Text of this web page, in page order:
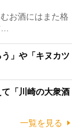
お酒にはまた格
」や「キヌカツ
て「川崎の大衆酒
一覧を見る